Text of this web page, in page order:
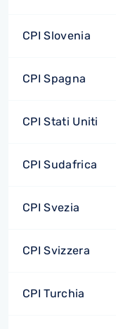
CPI Slovenia
CPI Spagna
CPI Stati Uniti
CPI Sudafrica
CPI Svezia
CPI Svizzera
CPI Turchia